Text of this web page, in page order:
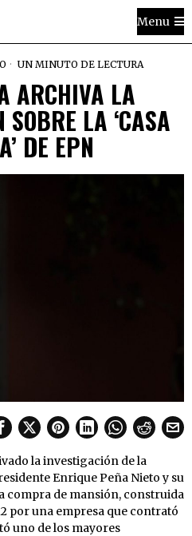
Menu
UN MINUTO DE LECTURA
ARCHIVA LA
LA ‘CASA
DE EPN
la investigación de la
Enrique Peña Nieto y su
compra de mansión, construida
por una empresa que contrató
uno de los mayores